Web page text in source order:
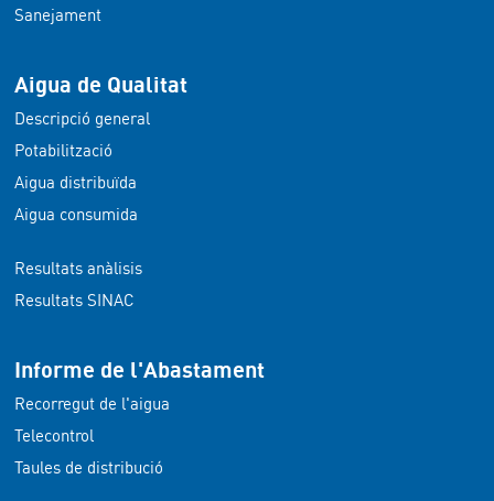
Sanejament
Aigua de Qualitat
Descripció general
Potabilització
Aigua distribuïda
Aigua consumida
Resultats anàlisis
Resultats SINAC
Informe de l'Abastament
Recorregut de l'aigua
Telecontrol
Taules de distribució